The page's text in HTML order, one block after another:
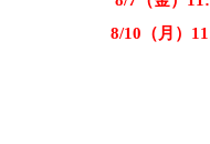
8/10（月）